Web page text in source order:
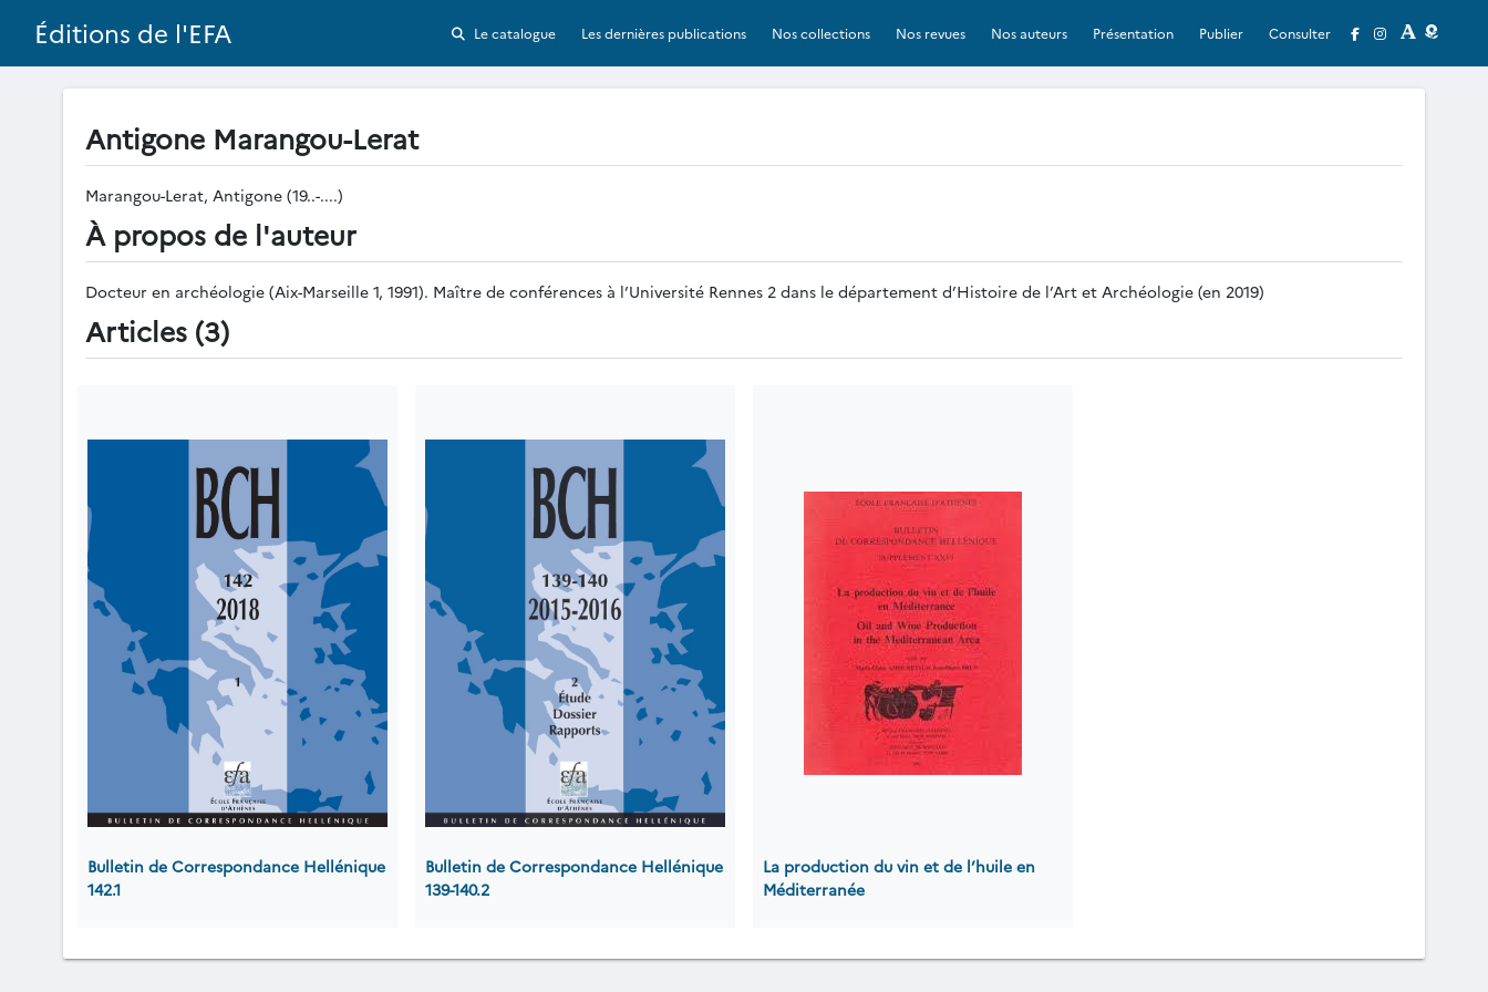
Éditions de l'EFA Le catalogue Les dernières publications Nos collections Nos revues Nos auteurs Présentation Publier Consulter
Antigone Marangou-Lerat
Marangou-Lerat, Antigone (19..-....)
À propos de l'auteur
Docteur en archéologie (Aix-Marseille 1, 1991). Maître de conférences à l’Université Rennes 2 dans le département d’Histoire de l’Art et Archéologie (en 2019)
Articles (3)
Bulletin de Correspondance Hellénique
142.1
Bulletin de Correspondance Hellénique
139-140.2
La production du vin et de l’huile en
Méditerranée